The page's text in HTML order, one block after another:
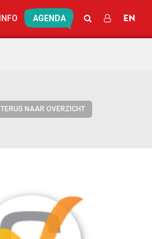
ZOEKENINLOGGEN
EN
INFO AGENDA
TERUG NAAR OVERZICHT